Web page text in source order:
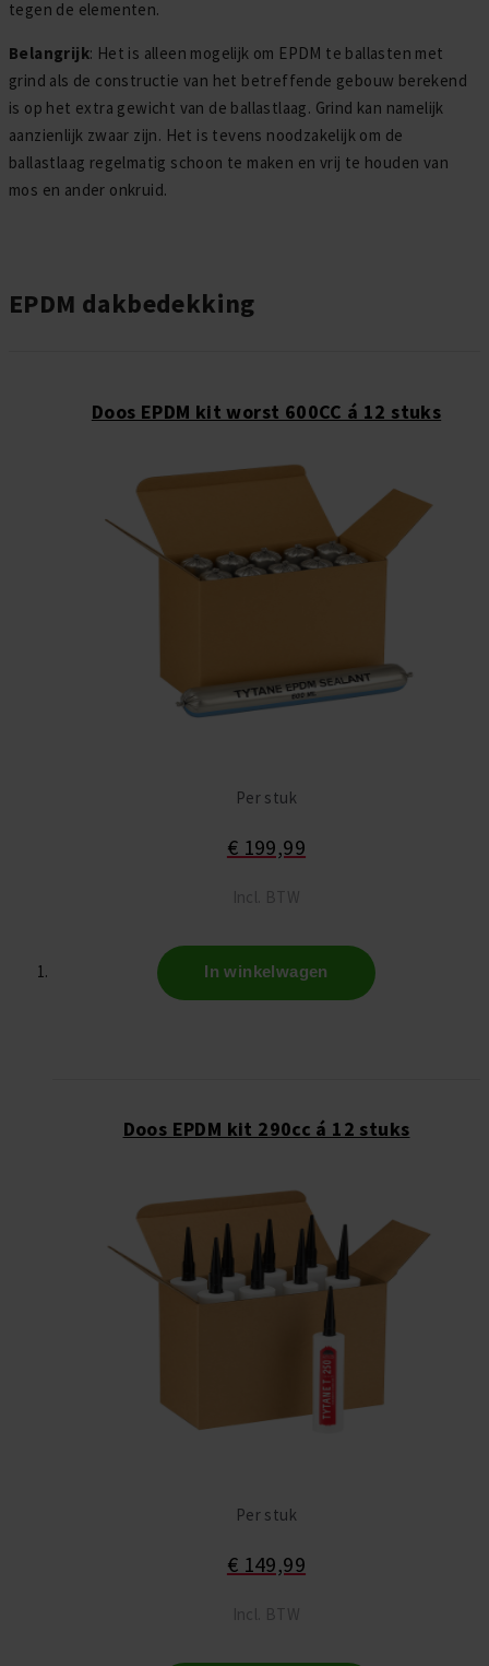
tegen de elementen.
Belangrijk: Het is alleen mogelijk om EPDM te ballasten met
grind als de constructie van het betreffende gebouw berekend
is op het extra gewicht van de ballastlaag. Grind kan namelijk
aanzienlijk zwaar zijn. Het is tevens noodzakelijk om de
ballastlaag regelmatig schoon te maken en vrij te houden van
mos en ander onkruid.
EPDM dakbedekking
Doos EPDM kit worst 600CC á 12 stuks
Per stuk
€ 199,99
Incl. BTW
In winkelwagen
Doos EPDM kit 290cc á 12 stuks
Per stuk
€ 149,99
Incl. BTW